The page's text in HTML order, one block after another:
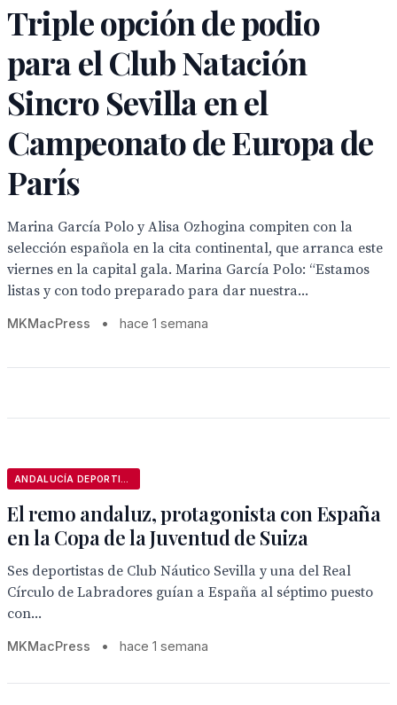
Triple opción de podio
para el Club Natación
Sincro Sevilla en el
Campeonato de Europa de
París
Marina García Polo y Alisa Ozhogina compiten con la
selección española en la cita continental, que arranca este
viernes en la capital gala. Marina García Polo: “Estamos
listas y con todo preparado para dar nuestra...
MKMacPress • hace 1 semana
El remo andaluz, protagonista con España
en la Copa de la Juventud de Suiza
Ses deportistas de Club Náutico Sevilla y una del Real
Círculo de Labradores guían a España al séptimo puesto
con...
MKMacPress • hace 1 semana